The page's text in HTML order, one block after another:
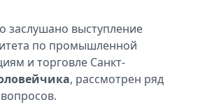
заслушано выступление
по промышленной
и торговле Санкт-
, рассмотрен ряд